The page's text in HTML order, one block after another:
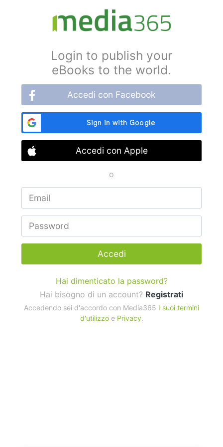
Login to publish your
eBooks to the world.
Accedi con Facebook
Accedi con Apple
o
Accedi
Hai dimenticato la password?
Hai bisogno di un account? Registrati
Accedendo sei d'accordo con Media365 I suoi termini
d'utilizzoe Privacy.